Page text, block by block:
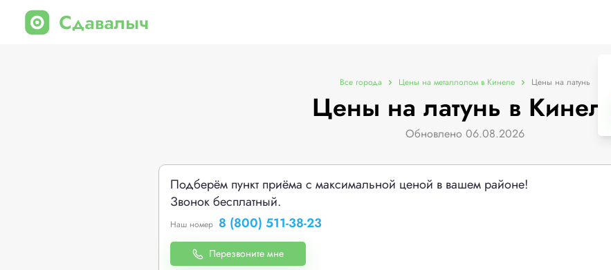
Все города Цены на металлолом в Кинеле Цены на латунь
Цены на латунь в
Обновлено 06.08.2026
Подберём пункт приёма с максимальной ценой в вашем районе!
Звонок бесплатный.
Наш номер 8 (800) 511-38-23
Перезвоните мне